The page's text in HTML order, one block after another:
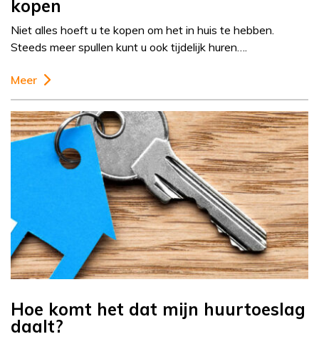
kopen
Niet alles hoeft u te kopen om het in huis te hebben.
Steeds meer spullen kunt u ook tijdelijk huren….
Meer
Hoe komt het dat mijn huurtoeslag
daalt?